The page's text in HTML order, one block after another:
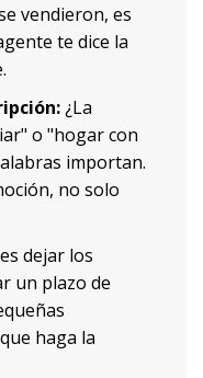
vendieron, es
te dice la
¿La
o "hogar con
importan.
no solo
dejar los
un plazo de
haga la